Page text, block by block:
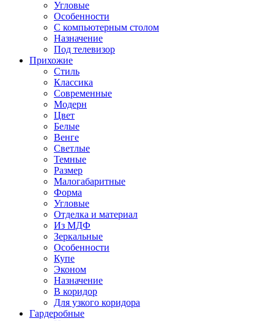
Угловые
Особенности
С компьютерным столом
Назначение
Под телевизор
Прихожие
Стиль
Классика
Современные
Модерн
Цвет
Белые
Венге
Светлые
Темные
Размер
Малогабаритные
Форма
Угловые
Отделка и материал
Из МДФ
Зеркальные
Особенности
Купе
Эконом
Назначение
В коридор
Для узкого коридора
Гардеробные